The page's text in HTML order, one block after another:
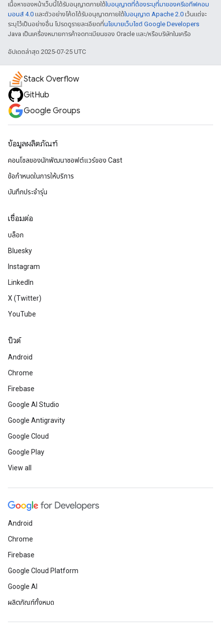
เนื้อหาของหน้าเว็บนี้ได้รับอนุญาตภายใต้ใบอนุญาตที่ต้องระบุที่มาของครีเอทีฟคอม
มอนส์ 4.0 และตัวอย่างโค้ดได้รับอนุญาตภายใต้ใบอนุญาต Apache 2.0 เว้นแต่จะ
ระบุไว้เป็นอย่างอื่น โปรดดูรายละเอียดที่นโยบายเว็บไซต์ Google Developers
Java เป็นเครื่องหมายการค้าจดทะเบียนของ Oracle และ/หรือบริษัทในเครือ
อัปเดตล่าสุด 2025-07-25 UTC
Stack Overflow
GitHub
Google Groups
ข้อมูลผลิตภัณฑ์
คอนโซลของนักพัฒนาซอฟต์แวร์ของ Cast
ข้อกำหนดในการให้บริการ
บันทึกประจำรุ่น
เชื่อมต่อ
บล็อก
Bluesky
Instagram
LinkedIn
X (Twitter)
YouTube
บิวด์
Android
Chrome
Firebase
Google AI Studio
Google Antigravity
Google Cloud
Google Play
View all
Android
Chrome
Firebase
Google Cloud Platform
Google AI
ผลิตภัณฑ์ทั้งหมด